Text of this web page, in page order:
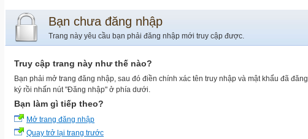
Bạn chưa đăng nhập
Trang này yêu cầu bạn phải đăng nhập mới truy cập được.
Truy cập trang này như thế nào?
Bạn phải mở trang đăng nhập, sau đó điền chính xác tên truy nhập và mật khẩu đã đăng
ký rồi nhấn nút "Đăng nhập" ở phía dưới.
Bạn làm gì tiếp theo?
Mở trang đăng nhập
Quay trở lại trang trước